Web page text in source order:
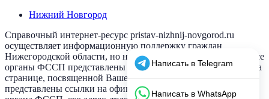
Нижний Новгород
Справочный интернет-ресурс pristav-nizhnij-novgorod.ru
осуществляет информационную поддержку граждан
Нижегородской области, но не имеет отношения к ФССП. Все
органы ФССП представлены в привязке к их гео-локации. На
странице, посвященной Вашему населенному пункту,
представлены ссылки на официальный сайт выбранного